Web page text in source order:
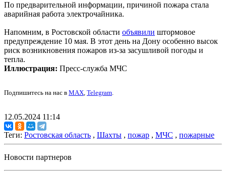
По предварительной информации, причиной пожара стала
аварийная работа электрочайника.
Напомним, в Ростовской области объявили штормовое
предупреждение 10 мая. В этот день на Дону особенно высок
риск возникновения пожаров из-за засушливой погоды и
тепла.
Иллюстрация: Пресс-служба МЧС
Подпишитесь на нас в MAX, Telegram.
12.05.2024 11:14
Теги: Ростовская область , Шахты , пожар , МЧС , пожарные
Новости партнеров